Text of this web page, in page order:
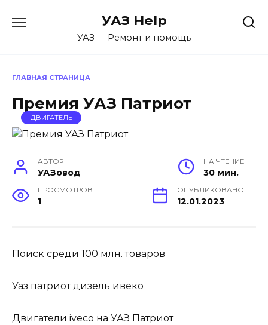
УАЗ Help
УАЗ — Ремонт и помощь
ГЛАВНАЯ СТРАНИЦА
Премия УАЗ Патриот
ДВИГАТЕЛЬ
АВТОР
УАЗовод
НА ЧТЕНИЕ
30 мин.
ПРОСМОТРОВ
1
ОПУБЛИКОВАНО
12.01.2023
Поиск среди 100 млн. товаров
Уаз патриот дизель ивеко
Двигатели iveco на УАЗ Патриот